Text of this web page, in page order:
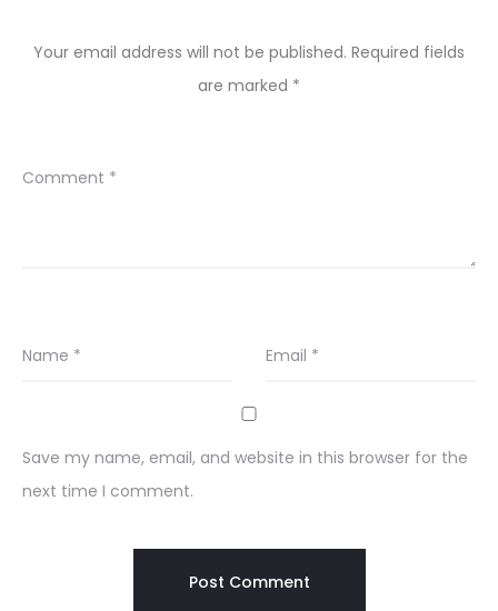
Your email address will not be published. Required fields
are marked *
Comment *
Name * Email *
Save my name, email, and website in this browser for the
next time I comment.